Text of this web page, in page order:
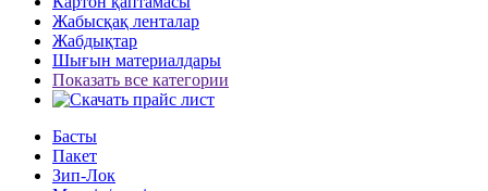
Жабысқақ ленталар
Жабдықтар
Шығын материалдары
Показать все категории
Басты
Пакет
Зип-Лок